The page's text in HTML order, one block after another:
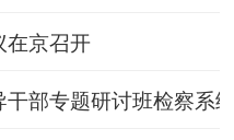
在京召开
部专题研讨班检察系